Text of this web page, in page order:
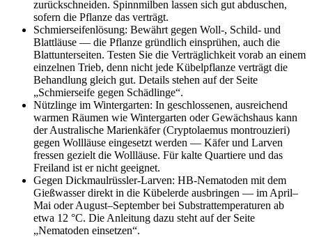
zurückschneiden. Spinnmilben lassen sich gut abduschen,
sofern die Pflanze das verträgt.
Schmierseifenlösung: Bewährt gegen Woll-, Schild- und
Blattläuse — die Pflanze gründlich einsprühen, auch die
Blattunterseiten. Testen Sie die Verträglichkeit vorab an einem
einzelnen Trieb, denn nicht jede Kübelpflanze verträgt die
Behandlung gleich gut. Details stehen auf der Seite
„Schmierseife gegen Schädlinge“.
Nützlinge im Wintergarten: In geschlossenen, ausreichend
warmen Räumen wie Wintergarten oder Gewächshaus kann
der Australische Marienkäfer (Cryptolaemus montrouzieri)
gegen Wollläuse eingesetzt werden — Käfer und Larven
fressen gezielt die Wollläuse. Für kalte Quartiere und das
Freiland ist er nicht geeignet.
Gegen Dickmaulrüssler-Larven: HB-Nematoden mit dem
Gießwasser direkt in die Kübelerde ausbringen — im April–
Mai oder August–September bei Substrattemperaturen ab
etwa 12 °C. Die Anleitung dazu steht auf der Seite
„Nematoden einsetzen“.